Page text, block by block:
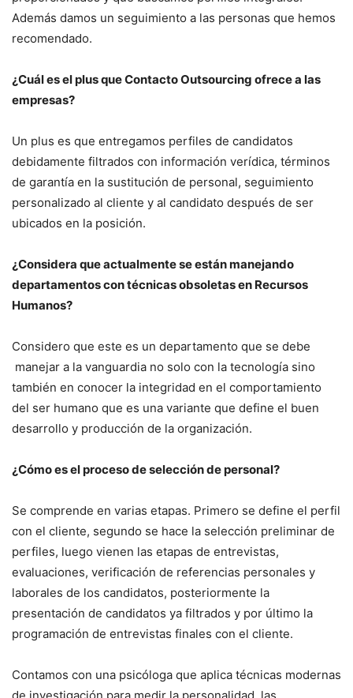
Además damos un seguimiento a las personas que hemos
recomendado.
¿Cuál es el plus que Contacto Outsourcing ofrece a las
empresas?
Un plus es que entregamos perfiles de candidatos
debidamente filtrados con información verídica, términos
de garantía en la sustitución de personal, seguimiento
personalizado al cliente y al candidato después de ser
ubicados en la posición.
¿Considera que actualmente se están manejando
departamentos con técnicas obsoletas en Recursos
Humanos?
Considero que este es un departamento que se debe
manejar a la vanguardia no solo con la tecnología sino
también en conocer la integridad en el comportamiento
del ser humano que es una variante que define el buen
desarrollo y producción de la organización.
¿Cómo es el proceso de selección de personal?
Se comprende en varias etapas. Primero se define el perfil
con el cliente, segundo se hace la selección preliminar de
perfiles, luego vienen las etapas de entrevistas,
evaluaciones, verificación de referencias personales y
laborales de los candidatos, posteriormente la
presentación de candidatos ya filtrados y por último la
programación de entrevistas finales con el cliente.
Contamos con una psicóloga que aplica técnicas modernas